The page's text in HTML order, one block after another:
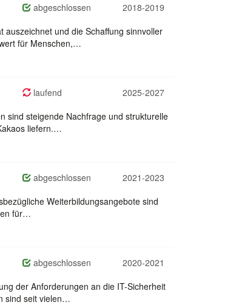
abgeschlossen
2018-2019
und die Schaffung sinnvoller
für Menschen,…
laufend
2025-2027
sind steigende Nachfrage und strukturelle
liefern.…
abgeschlossen
2021-2023
Weiterbildungsangebote sind
für…
abgeschlossen
2020-2021
der Anforderungen an die IT-Sicherheit
sind seit vielen…